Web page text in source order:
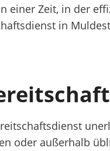
einer Zeit, in der
in
oder außerhalb